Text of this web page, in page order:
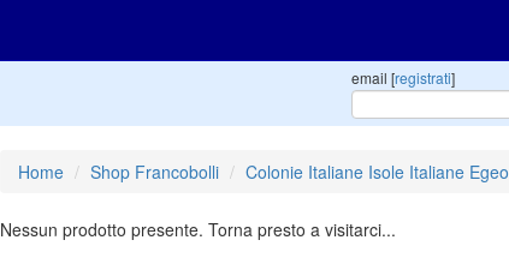
email [registrati]
Home Shop Francobolli Colonie Italiane Isole Italiane Egeo
Nessun prodotto presente. Torna presto a visitarci...